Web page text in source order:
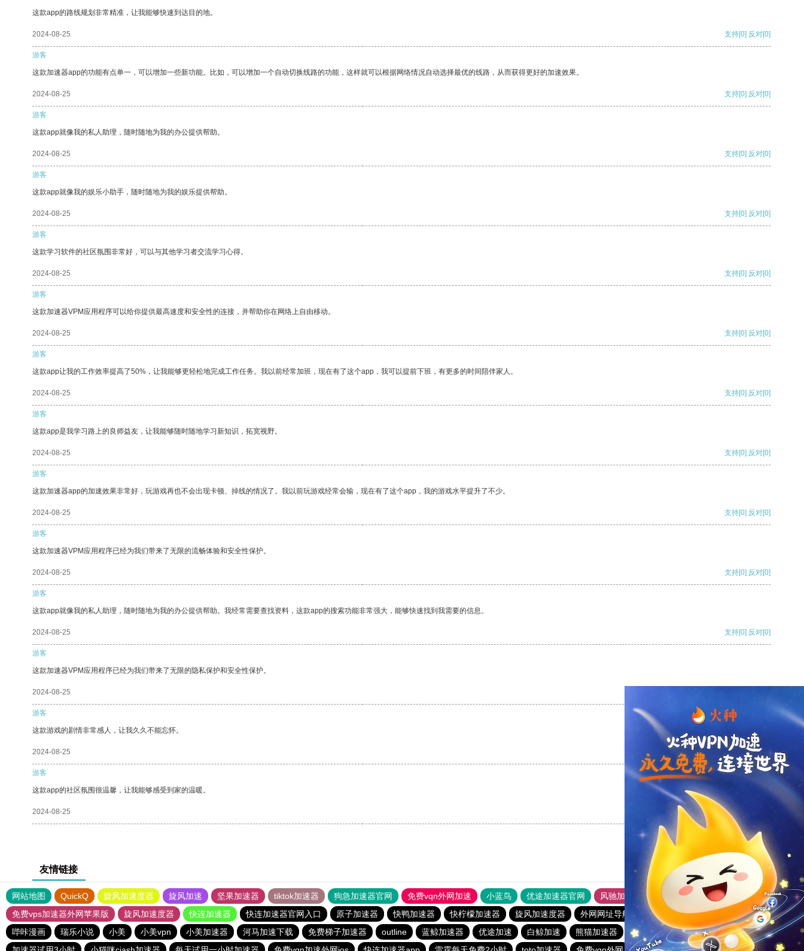
这款app的路线规划非常精准，让我能够快速到达目的地。
2024-08-25 支持[0] 反对[0]
游客
这款加速器app的功能有点单一，可以增加一些新功能。比如，可以增加一个自动切换线路的功能，这样就可以根据网络情况自动选择最优的线路，从而获得更好的加速效果。
2024-08-25 支持[0] 反对[0]
游客
这款app就像我的私人助理，随时随地为我的办公提供帮助。
2024-08-25 支持[0] 反对[0]
游客
这款app就像我的娱乐小助手，随时随地为我的娱乐提供帮助。
2024-08-25 支持[0] 反对[0]
游客
这款学习软件的社区氛围非常好，可以与其他学习者交流学习心得。
2024-08-25 支持[0] 反对[0]
游客
这款加速器VPM应用程序可以给你提供最高速度和安全性的连接，并帮助你在网络上自由移动。
2024-08-25 支持[0] 反对[0]
游客
这款app让我的工作效率提高了50%，让我能够更轻松地完成工作任务。我以前经常加班，现在有了这个app，我可以提前下班，有更多的时间陪伴家人。
2024-08-25 支持[0] 反对[0]
游客
这款app是我学习路上的良师益友，让我能够随时随地学习新知识，拓宽视野。
2024-08-25 支持[0] 反对[0]
游客
这款加速器app的加速效果非常好，玩游戏再也不会出现卡顿、掉线的情况了。我以前玩游戏经常会输，现在有了这个app，我的游戏水平提升了不少。
2024-08-25 支持[0] 反对[0]
游客
这款加速器VPM应用程序已经为我们带来了无限的流畅体验和安全性保护。
2024-08-25 支持[0] 反对[0]
游客
这款app就像我的私人助理，随时随地为我的办公提供帮助。我经常需要查找资料，这款app的搜索功能非常强大，能够快速找到我需要的信息。
2024-08-25 支持[0] 反对[0]
游客
这款加速器VPM应用程序已经为我们带来了无限的隐私保护和安全性保护。
2024-08-25
游客
这款游戏的剧情非常感人，让我久久不能忘怀。
2024-08-25 支持 [0] 反对 [0]
游客
这款app的社区氛围很温馨，让我能够感受到家的温暖。
2024-08-25 支持
友情链接
网站地图 QuickQ 旋风加速度器 旋风加速 坚果加速器 tiktok加速器 狗急加速器官网 免费vqn外网加速 小蓝鸟 优途加速器官网 风驰加速器
旋风加速器
免费vps加速器外网苹果版
旋风加速度器 快连加速器 快连加速器官网入口 原子加速器 快鸭加速器 快柠檬加速器 旋风加速度器 外网网址导航 软件中心 雷霆加速
狂飙加速器
哔咔漫画
瑞乐小说 小美 小美vpn 小美加速器 河马加速下载 免费梯子加速器 outline 蓝鲸加速器 优途加速 白鲸加速 熊猫加速器 ios加速器
雷霆vp加速器